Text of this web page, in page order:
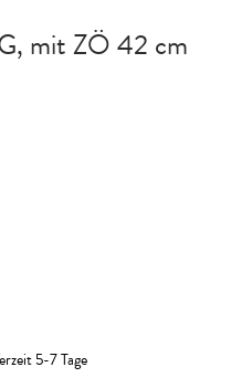
mit ZÖ 42 cm
5-7 Tage